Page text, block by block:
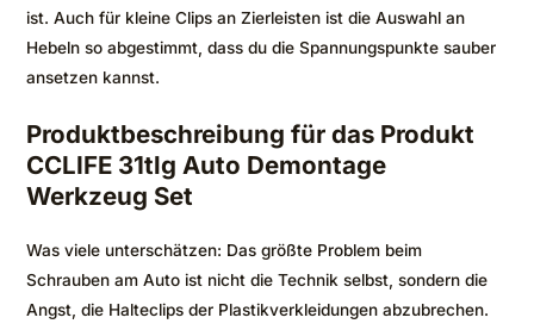
ist. Auch für kleine Clips an Zierleisten ist die Auswahl an
Hebeln so abgestimmt, dass du die Spannungspunkte sauber
ansetzen kannst.
Produktbeschreibung für das Produkt
CCLIFE 31tlg Auto Demontage
Werkzeug Set
Was viele unterschätzen: Das größte Problem beim
Schrauben am Auto ist nicht die Technik selbst, sondern die
Angst, die Halteclips der Plastikverkleidungen abzubrechen.